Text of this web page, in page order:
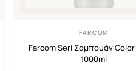
FARCOM
Farcom Seri Σαμπουάν
1000ml